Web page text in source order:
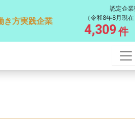
き方実践企業
認定企
（令和8年8月現
4,309 件